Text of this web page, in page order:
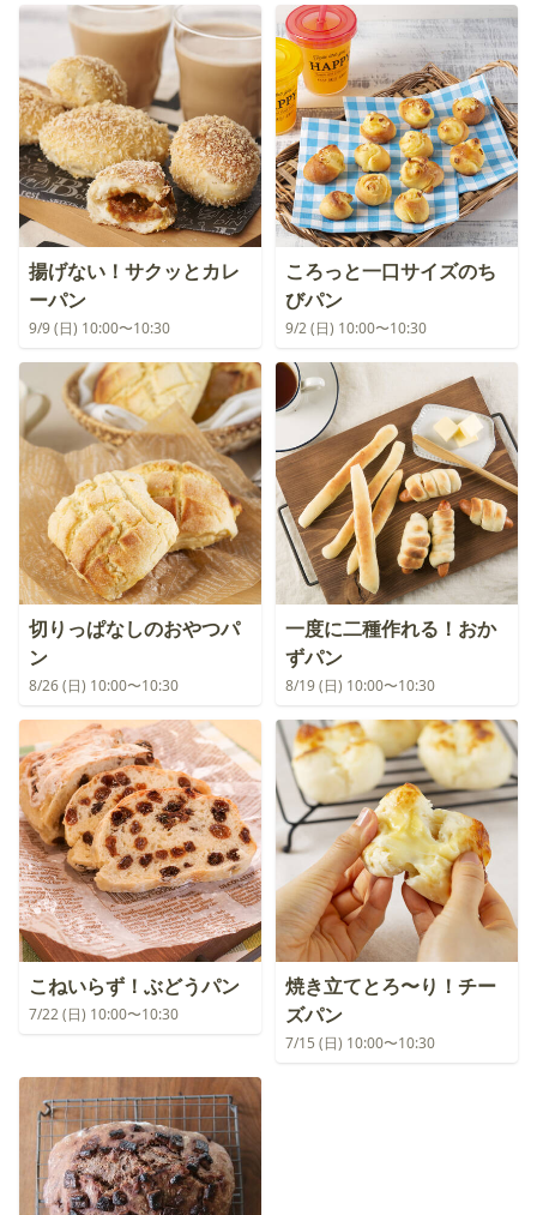
揚げない！サクッとカレ
ーパン
9/9 (日) 10:00〜10:30
ころっと一口サイズのち
びパン
9/2 (日) 10:00〜10:30
切りっぱなしのおやつパ
ン
8/26 (日) 10:00〜10:30
一度に二種作れる！おか
ずパン
8/19 (日) 10:00〜10:30
こねいらず！ぶどうパン
7/22 (日) 10:00〜10:30
焼き立てとろ〜り！チー
ズパン
7/15 (日) 10:00〜10:30